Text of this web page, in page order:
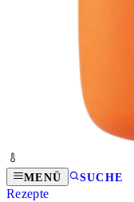
MENÜ SUCHE
Rezepte